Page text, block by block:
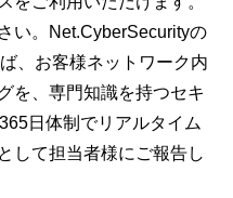
い。Net.CyberSecurityの
、お客様ネットワーク内
を、専門知識を持つセキ
日体制でリアルタイム
して担当者様にご報告し